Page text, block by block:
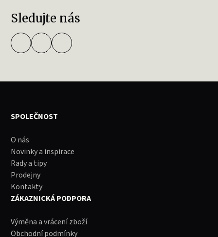
Sledujte nás
SPOLEČNOST
O nás
Novinky a inspirace
Rady a tipy
Prodejny
Kontakty
ZÁKAZNICKÁ PODPORA
Výměna a vrácení zboží
Obchodní podmínky